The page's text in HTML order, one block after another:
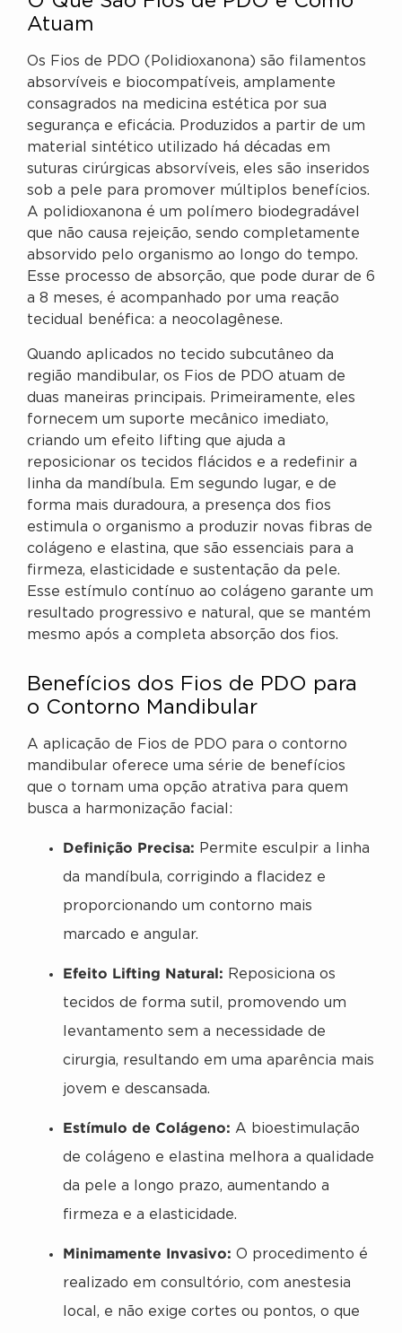
Atuam
Os Fios de PDO (Polidioxanona) são filamentos
absorvíveis e biocompatíveis, amplamente
consagrados na medicina estética por sua
segurança e eficácia. Produzidos a partir de um
material sintético utilizado há décadas em
suturas cirúrgicas absorvíveis, eles são inseridos
sob a pele para promover múltiplos benefícios.
A polidioxanona é um polímero biodegradável
que não causa rejeição, sendo completamente
absorvido pelo organismo ao longo do tempo.
Esse processo de absorção, que pode durar de 6
a 8 meses, é acompanhado por uma reação
tecidual benéfica: a neocolagênese.
Quando aplicados no tecido subcutâneo da
região mandibular, os Fios de PDO atuam de
duas maneiras principais. Primeiramente, eles
fornecem um suporte mecânico imediato,
criando um efeito lifting que ajuda a
reposicionar os tecidos flácidos e a redefinir a
linha da mandíbula. Em segundo lugar, e de
forma mais duradoura, a presença dos fios
estimula o organismo a produzir novas fibras de
colágeno e elastina, que são essenciais para a
firmeza, elasticidade e sustentação da pele.
Esse estímulo contínuo ao colágeno garante um
resultado progressivo e natural, que se mantém
mesmo após a completa absorção dos fios.
Benefícios dos Fios de PDO para
o Contorno Mandibular
A aplicação de Fios de PDO para o contorno
mandibular oferece uma série de benefícios
que o tornam uma opção atrativa para quem
busca a harmonização facial:
Definição Precisa: Permite esculpir a linha
da mandíbula, corrigindo a flacidez e
proporcionando um contorno mais
marcado e angular.
Efeito Lifting Natural: Reposiciona os
tecidos de forma sutil, promovendo um
levantamento sem a necessidade de
cirurgia, resultando em uma aparência mais
jovem e descansada.
Estímulo de Colágeno: A bioestimulação
de colágeno e elastina melhora a qualidade
da pele a longo prazo, aumentando a
firmeza e a elasticidade.
Minimamente Invasivo: O procedimento é
realizado em consultório, com anestesia
local, e não exige cortes ou pontos, o que